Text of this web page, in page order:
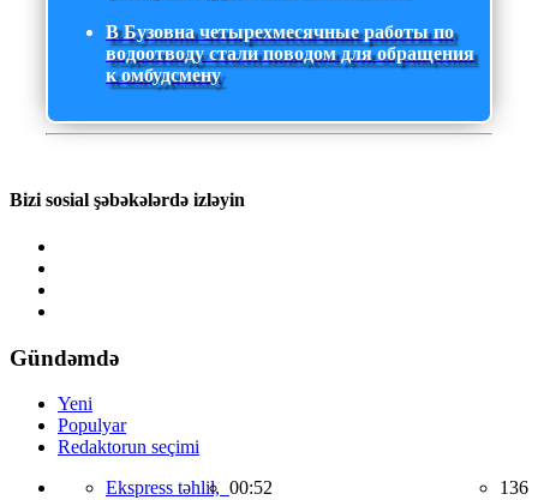
В Бузовна четырехмесячные работы по
водоотводу стали поводом для обращения
к омбудсмену
Bizi sosial şəbəkələrdə izləyin
Gündəmdə
Yeni
Populyar
Redaktorun seçimi
Ekspress təhlil, 00:52 136